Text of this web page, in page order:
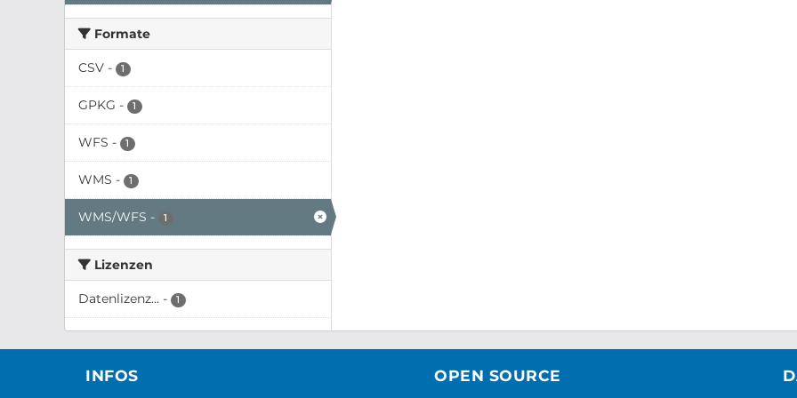
Formate
CSV - 1
GPKG - 1
WFS - 1
WMS - 1
WMS/WFS - 1
Lizenzen
Datenlizenz... - 1
INFOS OPEN SOURCE